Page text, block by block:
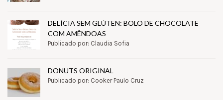
DELÍCIA SEM GLÚTEN: BOLO DE CHOCOLATE
COM AMÊNDOAS
Publicado por: Claudia Sofia
DONUTS ORIGINAL
Publicado por: Cooker Paulo Cruz